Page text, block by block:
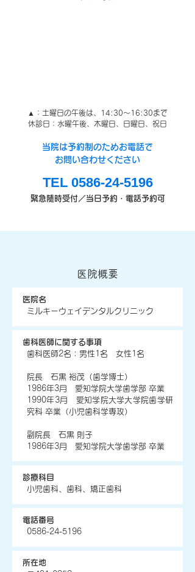
▲：土曜日の午後は、14:30～16:30まで
休診日：水曜午後、木曜日、日曜日、祝日
当院は予約制のためお電話で
お問い合わせください
TEL 0586-24-5196
緊急随時受付／当日予約・電話予約可
医院概要
医院名
ミルキーウェイデンタルクリニック
歯科医師に関する事項
歯科医師2名：男性1名 女性1名
院長 石黒 裕茂（歯学博士）
1986年3月 愛知学院大学歯学部 卒業
1990年3月 愛知学院大学大学院歯学研
究科 卒業（小児歯科学専攻）
​副院長 石黒 則子
1986年3月 愛知学院大学歯学部 卒業
診療科目
小児歯科、歯科、矯正歯科
電話番号
0586-24-5196
所在地